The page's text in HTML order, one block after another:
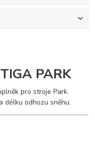
PARK
pro stroje Park.
délku odhozu sněhu.